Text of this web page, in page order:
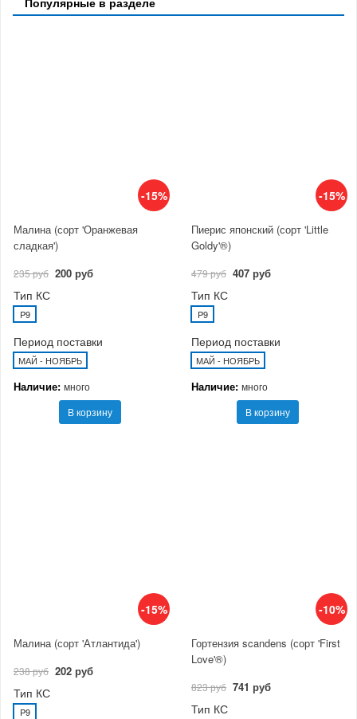
-15%
Малина (сорт 'Оранжевая
сладкая')
235 руб 200 руб
Тип КС
P9
Период поставки
МАЙ - НОЯБРЬ
Наличие: много
В корзину
-15%
Пиерис японский (сорт 'Little
Goldy'®)
479 руб 407 руб
Тип КС
P9
Период поставки
МАЙ - НОЯБРЬ
Наличие: много
В корзину
-15%
Малина (сорт 'Атлантида')
238 руб 202 руб
Тип КС
P9
-10%
Гортензия scandens (сорт 'First
Love'®)
823 руб 741 руб
Тип КС